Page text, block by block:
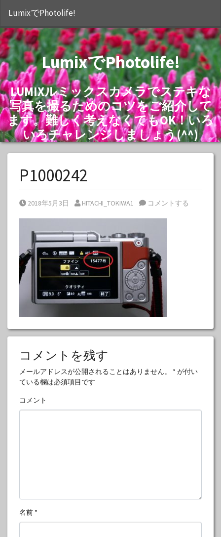
LumixでPhotolife!
LumixでPhotolife!
LUMIXルミックスカメラでステキな
写真を撮るためのコツをご紹介して
ます。難しく考えなくてもOK！いろ
いろチャレンジしましょう(^^)
P1000242
Posted on
2018年5月3日 Posted by
HITACHI_TOKIWA1 コメントする
コメントを残す
メールアドレスが公開されることはありません。 * が付い
ている欄は必須項目です
コメント
名前 *